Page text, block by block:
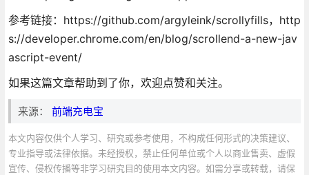
参考链接：https://github.com/argyleink/scrollyfills，http
s://developer.chrome.com/en/blog/scrollend-a-new-jav
ascript-event/
如果这篇文章帮助到了你，欢迎点赞和关注。
来源： 前端充电宝
本文内容仅供个人学习、研究或参考使用，不构成任何形式的决策建议、
专业指导或法律依据。未经授权，禁止任何单位或个人以商业售卖、虚假
宣传、侵权传播等非学习研究目的使用本文内容。如需分享或转载，请保